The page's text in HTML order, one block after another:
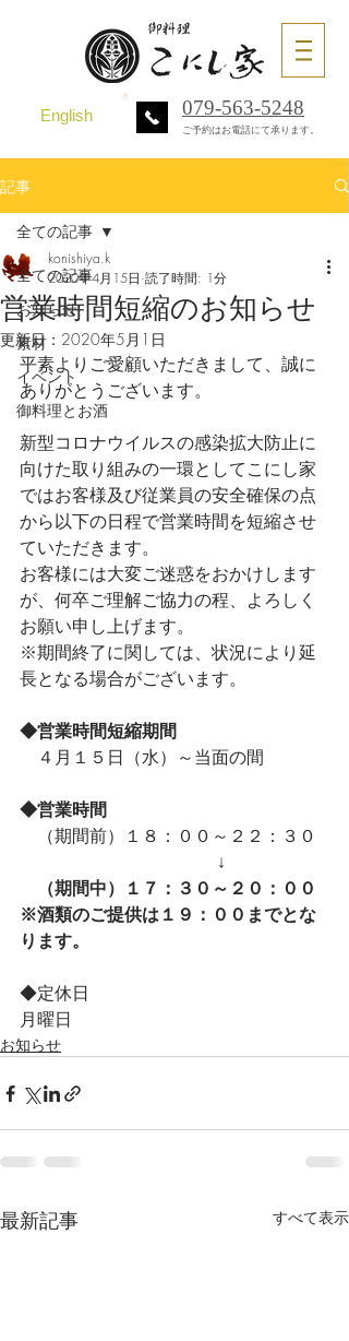
English 079-563-5248
ご予約はお電話にて承ります。
記事
全ての記事
お知らせ
素材
イベント
御料理とお酒
全ての記事
営業時間短縮のお知らせ
konishiya.k
2020年4月15日 読了時間: 1分
更新日： 2020年5月1日
平素よりご愛顧いただきまして、誠に
ありがとうございます。
新型コロナウイルスの感染拡大防止に
向けた取り組みの一環としてこにし家
ではお客様及び従業員の安全確保の点
から以下の日程で営業時間を短縮させ
ていただきます。
お客様には大変ご迷惑をおかけします
が、何卒ご理解ご協力の程、よろしく
お願い申し上げます。
※期間終了に関しては、状況により延
長となる場合がございます。
◆営業時間短縮期間
４月１５日（水）～当面の間
◆営業時間
（期間前）１８：００～２２：３０
↓
（期間中） １７：３０～２０：００
※酒類のご提供は１９：００までとな
ります。
◆定休日
月曜日
お知らせ
最新記事 すべて表示